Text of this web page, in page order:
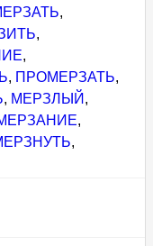
,
,
,
, ПРОМЕРЗАТЬ,
, МЕРЗЛЫЙ ,
,
,